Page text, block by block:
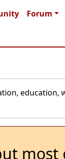
Forum
education,